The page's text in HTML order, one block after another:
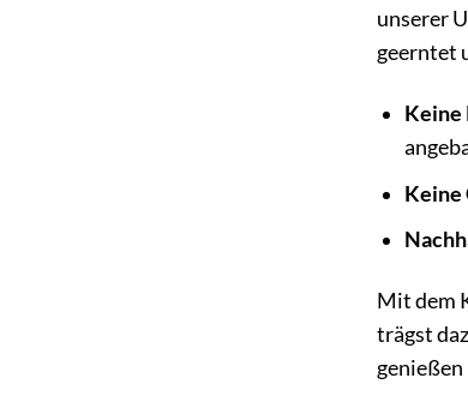
unserer
geerntet
Keine
Keine
Mit dem
trägst